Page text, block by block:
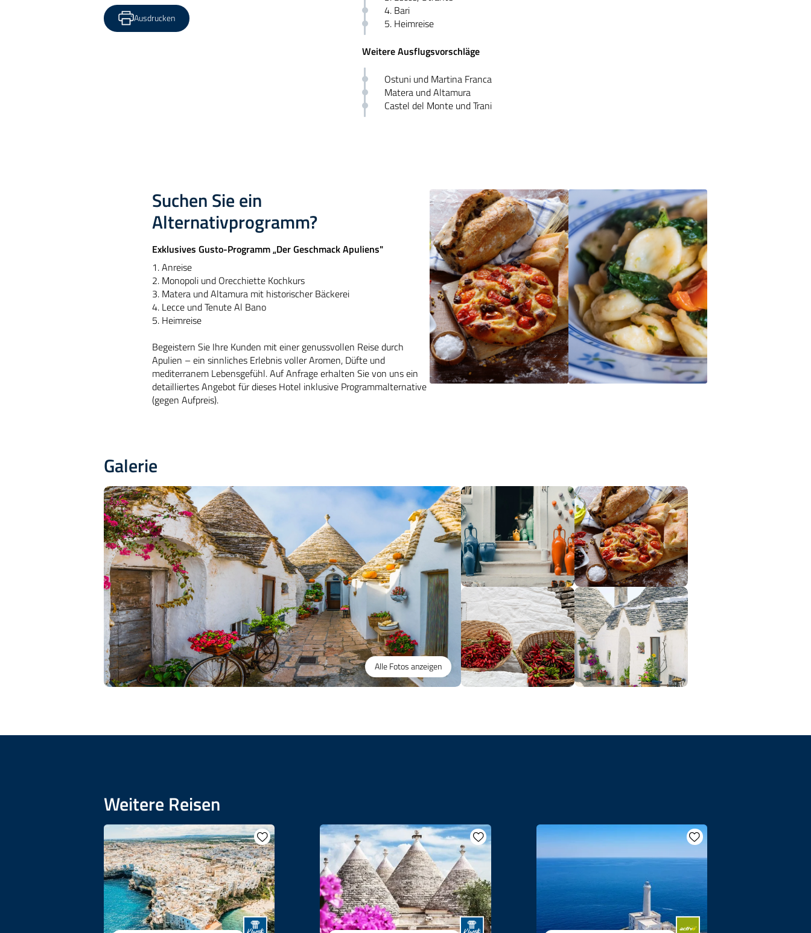
Ausdrucken
4. Bari
5. Heimreise
Weitere Ausflugsvorschläge
Ostuni und Martina Franca
Matera und Altamura
Castel del Monte und Trani
Suchen Sie ein
Alternativprogramm?
Exklusives Gusto-Programm „Der Geschmack Apuliens"
1. Anreise
2. Monopoli und Orecchiette Kochkurs
3. Matera und Altamura mit historischer Bäckerei
4. Lecce und Tenute Al Bano
5. Heimreise
Begeistern Sie Ihre Kunden mit einer genussvollen Reise durch
Apulien – ein sinnliches Erlebnis voller Aromen, Düfte und
mediterranem Lebensgefühl. Auf Anfrage erhalten Sie von uns ein
detailliertes Angebot für dieses Hotel inklusive Programmalternative
(gegen Aufpreis).
Galerie
Alle Fotos anzeigen
Weitere Reisen